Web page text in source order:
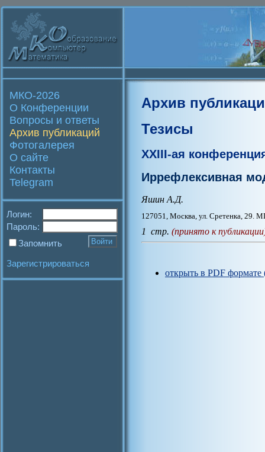
МКО-2026
О Конференции
Вопросы и ответы
Архив публикаций
Фотогалерея
О сайте
Контакты
Telegram
Логин:
Пароль:
Запомнить
Зарегистрироваться
Архив
Тезисы
XXIII-ая
Иррефлексивная
Яшин А.Д.
127051, Москва, ул. Сретенка, 29.
1 стр. (принято к
открыть в PDF формате